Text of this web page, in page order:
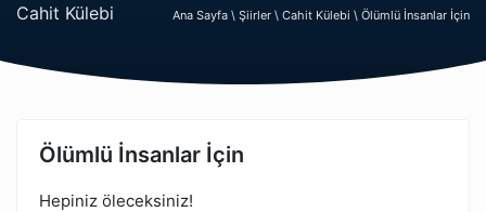
Cahit Külebi Ana Sayfa \ Şiirler \ Cahit Külebi \ Ölümlü İnsanlar İçin
Ölümlü İnsanlar İçin
Hepiniz öleceksiniz!